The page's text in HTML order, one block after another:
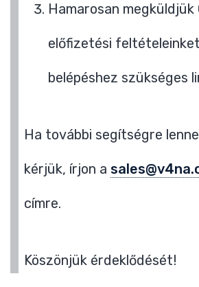
Hamarosan megküldjük
előfizetési
belépéshez szükséges
Ha további segítségre
kérjük, írjon a
címre.
Köszönjük érdeklődését!